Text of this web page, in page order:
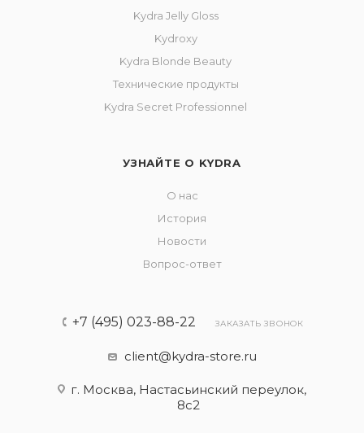
Kydra Jelly Gloss
Kydroxy
Kydra Blonde Beauty
Технические продукты
Kydra Secret Professionnel
УЗНАЙТЕ О KYDRA
О нас
История
Новости
Вопрос-ответ
+7 (495) 023-88-22 ЗАКАЗАТЬ ЗВОНОК
client@kydra-store.ru
г. Москва, Настасьинский переулок,
8с2